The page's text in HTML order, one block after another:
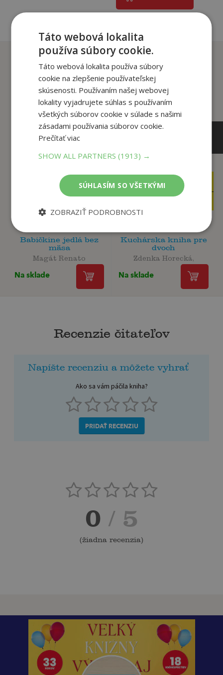
Zákazníci, ktorí si kúpili
tento titul si tiež kúpili
11,99 €
4,95
Babičkine jedlá bez
mäsa
Magát Renato
Na sklade
12
Kuchárska kniha pre
dvoch
Zdenka Horecká,
Na sklade
Recenzie čitateľov
Napíšte recenziu a môžete vyhrať
Ako sa vám páčila kniha?
PRIDAŤ RECENZIU
0 / 5
(žiadna recenzia)
Táto webová lokalita
používa súbory cookie.
Táto webová lokalita používa súbory
cookie na zlepšenie používateľskej
skúsenosti. Používaním našej webovej
lokality vyjadrujete súhlas s používaním
všetkých súborov cookie v súlade s našimi
zásadami používania súborov cookie.
Prečítať viac
SHOW ALL PARTNERS(1913) →
SÚHLASÍM SO VŠETKÝMI
ZOBRAZIŤ PODROBNOSTI